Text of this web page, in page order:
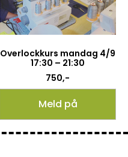
Overlockkurs mandag 4/9
17:30 – 21:30
750,-
Meld på